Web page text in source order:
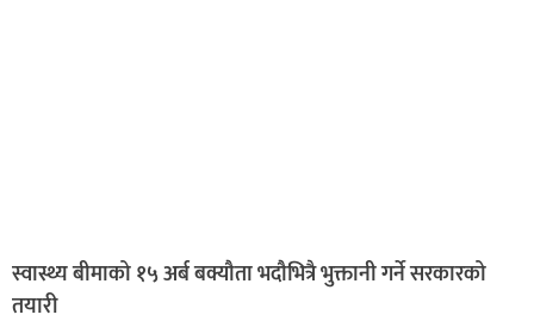
स्वास्थ्य बीमाको १५ अर्ब बक्यौता भदौभित्रै भुक्तानी गर्ने सरकारको
तयारी